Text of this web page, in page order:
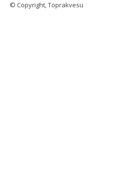
© Copyright, Toprakvesu